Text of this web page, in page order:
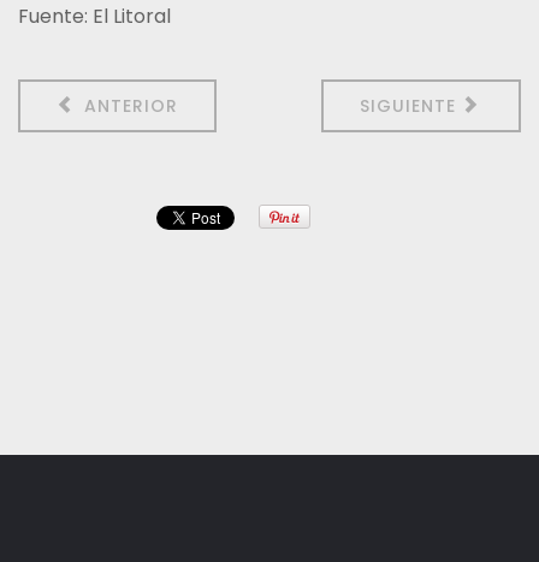
Fuente: El Litoral
ANTERIOR SIGUIENTE